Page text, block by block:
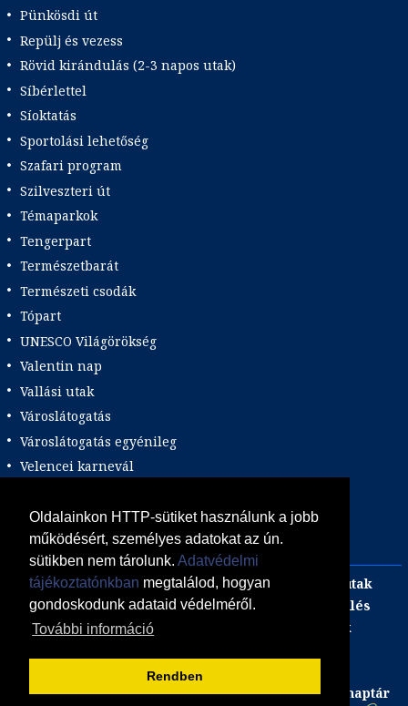
Oldalainkon HTTP-sütiket használunk a jobb
működésért, személyes adatokat az ún.
sütikben nem tárolunk. Adatvédelmi
tájékoztatónkban megtalálod, hogyan
gondoskodunk adataid védelméről.
További információ
Rendben
Pünkösdi út
Repülj és vezess
Rövid kirándulás (2-3 napos utak)
Síbérlettel
Síoktatás
Sportolási lehetőség
Szafari program
Szilveszteri út
Témaparkok
Tengerpart
Természetbarát
Természeti csodák
Tópart
UNESCO Világörökség
Valentin nap
Vallási utak
Városlátogatás
Városlátogatás egyénileg
Velencei karnevál
Wellness
Zene tematika
Adults only Incentive
Szilveszteri egzotikus utak
Adventi utak
focijegy + szállás
Kombinált üdülés
Akciós Egzotikum
Gasztro utak
Luxushotelek
Süti (cookie) tájékoztató
Együttműködő állás portálunk
Utazás, nyaralás naptár